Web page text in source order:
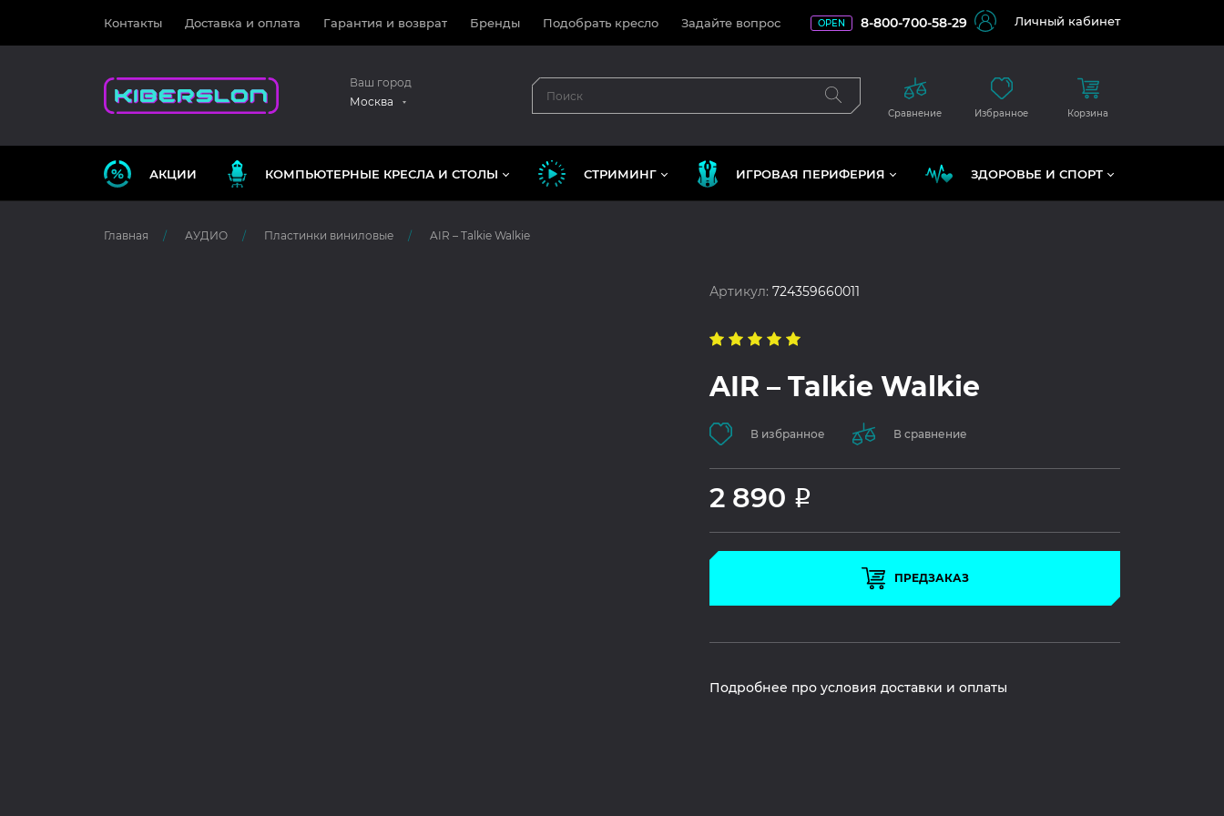
Контакты Доставка и оплата Гарантия и возврат Бренды Подобрать кресло Задайте вопрос OPEN 8-800-700-58-29 Личный кабинет
Ваш город
Москва
Сравнение Избранное Корзина
АКЦИИ КОМПЬЮТЕРНЫЕ КРЕСЛА И СТОЛЫ СТРИМИНГ ИГРОВАЯ ПЕРИФЕРИЯ ЗДОРОВЬЕ И СПОРТ
Главная АУДИО Пластинки виниловые AIR – Talkie Walkie
Артикул:724359660011
AIR – Talkie Walkie
В избранное В сравнение
2 890 Р
ПРЕДЗАКАЗ
Подробнее про условия доставки и оплаты